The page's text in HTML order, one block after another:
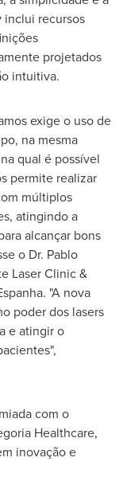
inclui recursos
projetados
intuitiva.
exige o uso de
na mesma
qual é possível
permite realizar
múltiplos
atingindo a
alcançar bons
o Dr. Pablo
Laser Clinic &
"A nova
poder dos lasers
e atingir o
com o
Healthcare,
inovação e